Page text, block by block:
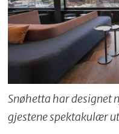
Snøhetta har designet
gjestene spektakulær